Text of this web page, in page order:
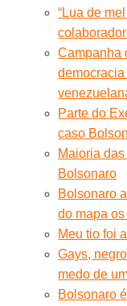
“Lua de
Campanha
Parte do
caso
Maioria
Bolsonaro
Bolsonaro
do mapa
Meu tio foi
Gays,
medo de
Bolsonaro